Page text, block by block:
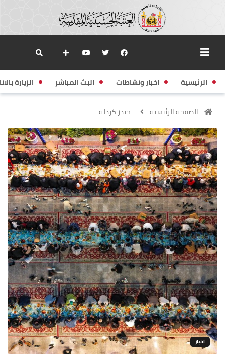
الرئيسية اخبار ونشاطات البث المباشر الزيارة
الصفحة الرئيسية حيدر كردلة
اخبار